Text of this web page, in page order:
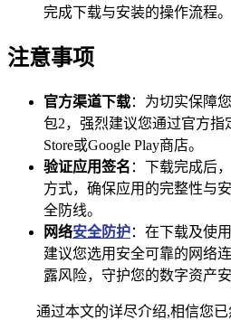
完成下载与安装的操作流程。
注意事项
官方渠道下载：为切实保障
包2，强烈建议您通过官方
Store或Google Play商店。
验证应用签名 ：下载完成后
方式，确保应用的完整性与
全防线。
网络安全防护：在下载及使
建议您选用安全可靠的网络
露风险，守护您的数字资产安
通过本文的详尽介绍,相信您